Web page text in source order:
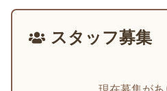
スタッフ募集